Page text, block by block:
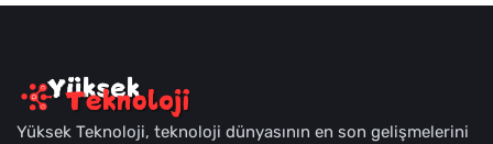
Yüksek Teknoloji, teknoloji dünyasının en son gelişmelerini